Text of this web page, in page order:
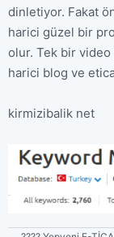
dinletiyor. Fakat
harici güzel bir
olur. Tek bir
harici blog ve
kirmizibalik net